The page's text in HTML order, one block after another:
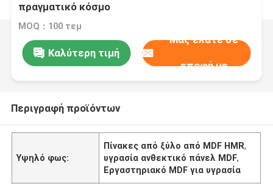
πραγματικό κόσμο
MOQ：100 τεμ
Καλύτερη τιμή
Μας ελάτε σε
επαφή με
Περιγραφή προϊόντων
Υψηλό φως:
Πίνακες από ξύλο από MDF HMR,
υγρασία ανθεκτικό πάνελ MDF,
Εργαστηριακό MDF για υγρασία